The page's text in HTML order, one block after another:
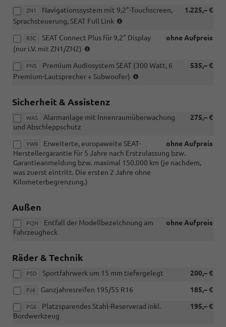
ZN1 1.225,– €
Navigationssystem mit 9,2"-Touchscreen,
Sprachsteuerung, SEAT Full Link
mit
R3C ohne Aufpreis
SEAT Connect Plus für 9,2" Display
(nur i.V. mit ZN1/ZN2)
mit
ZN1/ZN2)
PNS 535,– €
Premium Audiosystem SEAT (300 Watt, 6
Premium-Lautsprecher + Subwoofer)
PG6)
Sicherheit & Assistenz
WAS 275,– €
Alarmanlage mit Innenraumüberwachung
und Abschleppschutz
YW9 ohne Aufpreis
Erweiterte, europaweite SEAT-
Herstellergarantie für 5 Jahre nach Erstzulassung bzw.
Garantieanmeldung bzw. maximal 150.000 km (je nachdem,
was zuerst eintritt. Die ersten 2 Jahre ohne
Kilometerbegrenzung.)
Außen
PQN ohne Aufpreis
Entfall der Modellbezeichnung am
Fahrzeugheck
Räder & Technik
PSD 200,– €
Sportfahrwerk um 15 mm tiefergelegt
PJ6 185,– €
Ganzjahresreifen 195/55 R16
PG6 195,– €
Platzsparendes Stahl-Reserverad inkl.
Bordwerkzeug